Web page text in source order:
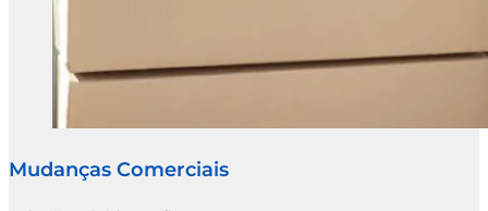
Mudanças Comerciais